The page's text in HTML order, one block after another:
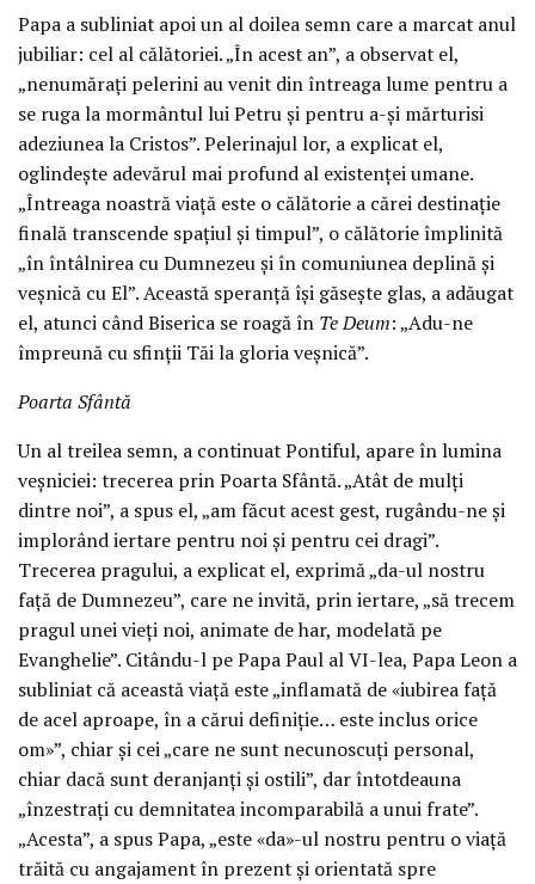
Papa a subliniat apoi un al doilea semn care a marcat anul
jubiliar: cel al călătoriei. „În acest an”, a observat el,
„nenumărați pelerini au venit din întreaga lume pentru a
se ruga la mormântul lui Petru și pentru a-și mărturisi
adeziunea la Cristos”. Pelerinajul lor, a explicat el,
oglindește adevărul mai profund al existenței umane.
„Întreaga noastră viață este o călătorie a cărei destinație
finală transcende spațiul și timpul”, o călătorie împlinită
„în întâlnirea cu Dumnezeu și în comuniunea deplină și
veșnică cu El”. Această speranță își găsește glas, a adăugat
el, atunci când Biserica se roagă în Te Deum: „Adu-ne
împreună cu sfinții Tăi la gloria veșnică”.
Poarta Sfântă
Un al treilea semn, a continuat Pontiful, apare în lumina
veșniciei: trecerea prin Poarta Sfântă. „Atât de mulți
dintre noi”, a spus el, „am făcut acest gest, rugându-ne și
implorând iertare pentru noi și pentru cei dragi”.
Trecerea pragului, a explicat el, exprimă „da-ul nostru
față de Dumnezeu”, care ne invită, prin iertare, „să trecem
pragul unei vieți noi, animate de har, modelată pe
Evanghelie”. Citându-l pe Papa Paul al VI-lea, Papa Leon a
subliniat că această viață este „inflamată de «iubirea față
de acel aproape, în a cărui definiție… este inclus orice
om»”, chiar și cei „care ne sunt necunoscuți personal,
chiar dacă sunt deranjanți și ostili”, dar întotdeauna
„înzestrați cu demnitatea incomparabilă a unui frate”.
„Acesta”, a spus Papa, „este «da»-ul nostru pentru o viață
trăită cu angajament în prezent și orientată spre